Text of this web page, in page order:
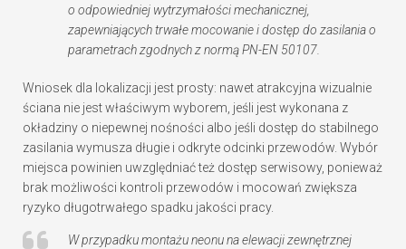
o odpowiedniej wytrzymałości mechanicznej,
zapewniających trwałe mocowanie i dostęp do zasilania o
parametrach zgodnych z normą PN-EN 50107.
Wniosek dla lokalizacji jest prosty: nawet atrakcyjna wizualnie
ściana nie jest właściwym wyborem, jeśli jest wykonana z
okładziny o niepewnej nośności albo jeśli dostęp do stabilnego
zasilania wymusza długie i odkryte odcinki przewodów. Wybór
miejsca powinien uwzględniać też dostęp serwisowy, ponieważ
brak możliwości kontroli przewodów i mocowań zwiększa
ryzyko długotrwałego spadku jakości pracy.
W przypadku montażu neonu na elewacji zewnętrznej